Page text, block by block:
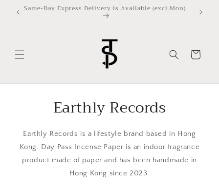
ยัง
Same-Day Express Delivery is Available (excl.Mon)
สินค้า
Earthly Records
Earthly Records is a lifestyle brand based in Hong
Kong. Day Pass Incense Paper is an indoor fragrance
product made of paper and has been handmade in
Hong Kong since 2023.